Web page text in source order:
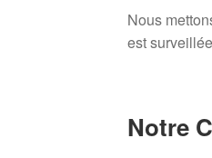
Nous
est
Notre